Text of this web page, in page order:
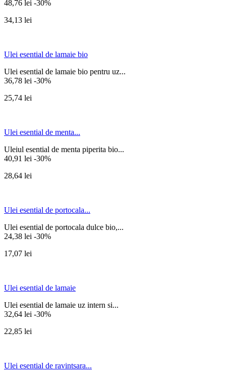
48,76 lei -30%
34,13 lei
Ulei esential de lamaie bio
Ulei esential de lamaie bio pentru uz...
36,78 lei -30%
25,74 lei
Ulei esential de menta...
Uleiul esential de menta piperita bio...
40,91 lei -30%
28,64 lei
Ulei esential de portocala...
Ulei esential de portocala dulce bio,...
24,38 lei -30%
17,07 lei
Ulei esential de lamaie
Ulei esential de lamaie uz intern si...
32,64 lei -30%
22,85 lei
Ulei esential de ravintsara...